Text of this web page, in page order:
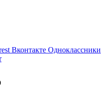
Вконтакте Одноклассники